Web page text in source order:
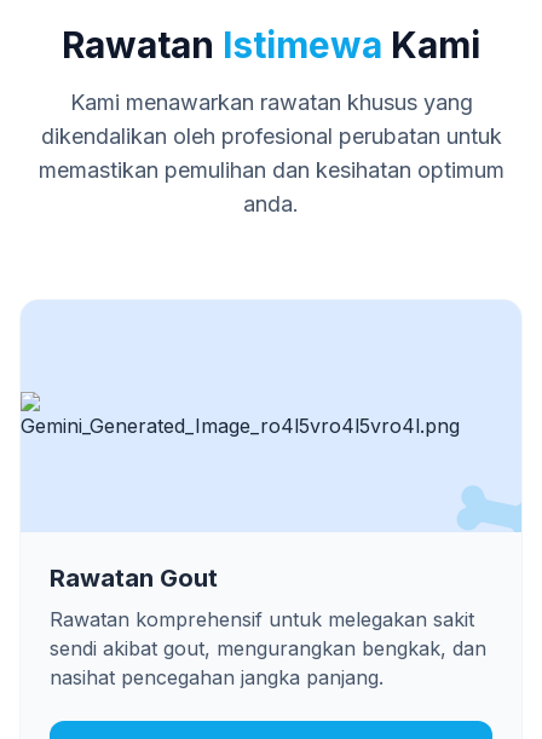
Rawatan Istimewa Kami
Kami menawarkan rawatan khusus yang
dikendalikan oleh profesional perubatan untuk
memastikan pemulihan dan kesihatan optimum
anda.
Rawatan Gout
Rawatan komprehensif untuk melegakan sakit
sendi akibat gout, mengurangkan bengkak, dan
nasihat pencegahan jangka panjang.